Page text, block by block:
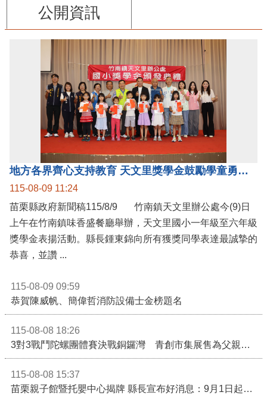
公開資訊
地方各界齊心支持教育 天文里獎學金鼓勵學童勇敢追夢
115-08-09 11:24
苗栗縣政府新聞稿115/8/9 竹南鎮天文里辦公處今(9)日
上午在竹南鎮味香盛餐廳舉辦，天文里國小一年級至六年級
獎學金表揚活動。縣長鍾東錦向所有獲獎同學表達最誠摯的
恭喜，並讚 ...
115-08-09 09:59
恭賀陳威帆、簡偉哲消防設備士金榜題名
115-08-08 18:26
3對3戰鬥陀螺團體賽決戰銅鑼灣 青創市集展售為父親節增添繽紛
115-08-08 15:37
苗栗親子館暨托嬰中心揭牌 縣長宣布好消息：9月1日起調降臨時托嬰費用